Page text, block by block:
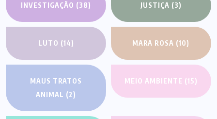
INVESTIGAÇÃO (38) JUSTIÇA (3)
LUTO (14) MARA ROSA (10)
MAUS TRATOS
ANIMAL (2)
MEIO AMBIENTE (15)